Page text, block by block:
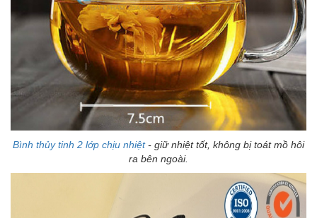
Bình thủy tinh 2 lớp chịu nhiệt- giữ nhiệt tốt, không bị toát mồ hôi
ra bên ngoài.